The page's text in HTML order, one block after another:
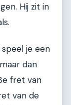
Hij zit in
je een
dan
fret van
van de